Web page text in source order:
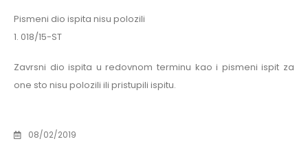
Pismeni dio ispita nisu polozili
1. 018/15-ST
Zavrsni dio ispita u redovnom terminu kao i pismeni ispit za
one sto nisu polozili ili pristupili ispitu.
08/02/2019